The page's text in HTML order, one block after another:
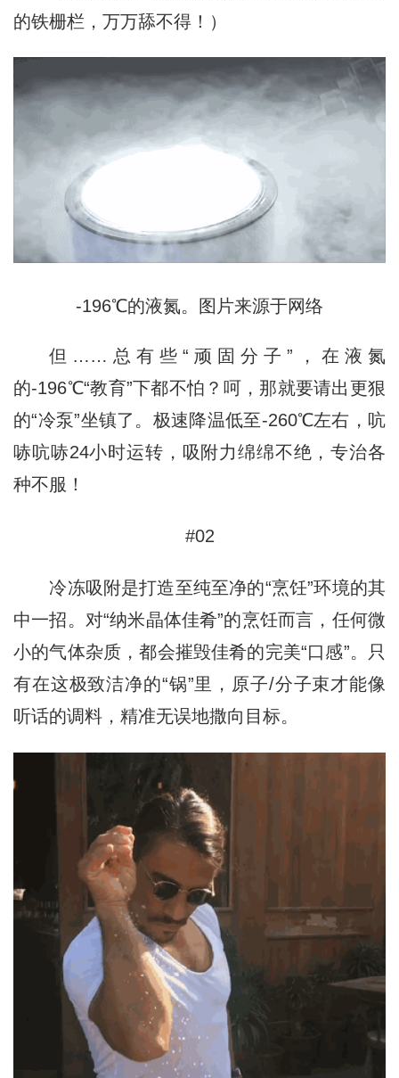
的铁栅栏，万万舔不得！）
-196℃的液氮。图片来源于网络
但……总有些“顽固分子”，在液氮
的-196℃“教育”下都不怕？ 呵，那就要请出更狠
的“冷泵”坐镇了。 极速降温低至-260℃左右，吭
哧吭哧24小时运转，吸附力绵绵不绝，专治各
种不服！
#02
冷冻吸附是打造至纯至净的“烹饪”环境的其
中一招。 对“纳米晶体佳肴”的烹饪而言，任何微
小的气体杂质，都会摧毁佳肴的完美“口感”。
只
有在这极致洁净的“锅”里，原子/分子束才能像
听话的调料，精准无误地撒向目标。